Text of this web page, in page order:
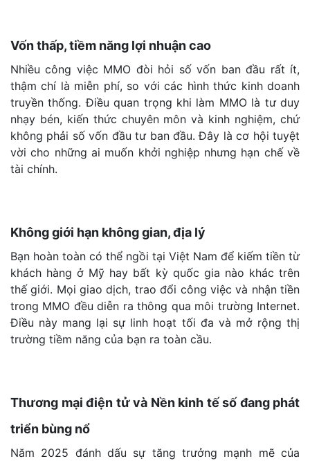
Vốn thấp, tiềm năng lợi nhuận cao
Nhiều công việc MMO đòi hỏi số vốn ban đầu rất ít,
thậm chí là miễn phí, so với các hình thức kinh doanh
truyền thống. Điều quan trọng khi làm MMO là tư duy
nhạy bén, kiến thức chuyên môn và kinh nghiệm, chứ
không phải số vốn đầu tư ban đầu. Đây là cơ hội tuyệt
vời cho những ai muốn khởi nghiệp nhưng hạn chế về
tài chính.
Không giới hạn không gian, địa lý
Bạn hoàn toàn có thể ngồi tại Việt Nam để kiếm tiền từ
khách hàng ở Mỹ hay bất kỳ quốc gia nào khác trên
thế giới. Mọi giao dịch, trao đổi công việc và nhận tiền
trong MMO đều diễn ra thông qua môi trường Internet.
Điều này mang lại sự linh hoạt tối đa và mở rộng thị
trường tiềm năng của bạn ra toàn cầu.
Thương mại điện tử và Nền kinh tế số đang phát
triển bùng nổ
Năm 2025 đánh dấu sự tăng trưởng mạnh mẽ của